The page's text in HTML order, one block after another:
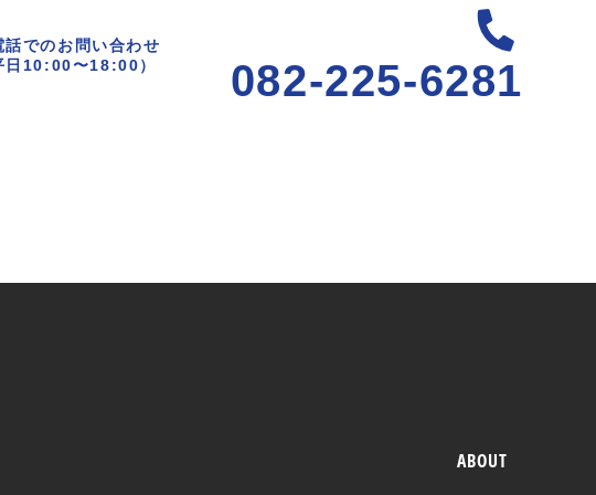
話でのお問い合わせ
日10:00〜18:00）
082-225-6281
ABOUT